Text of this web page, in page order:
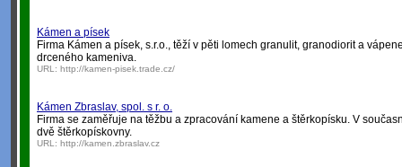
Kámen a písek
Firma Kámen a písek, s.r.o., těží v pěti lomech granulit, granodiorit a
drceného kameniva.
URL: http://kamen-pisek.trade.cz/
Kámen Zbraslav, spol. s r. o.
Firma se zaměřuje na těžbu a zpracování kamene a štěrkopísku. V
dvě štěrkopískovny.
URL: http://kamen.zbraslav.cz